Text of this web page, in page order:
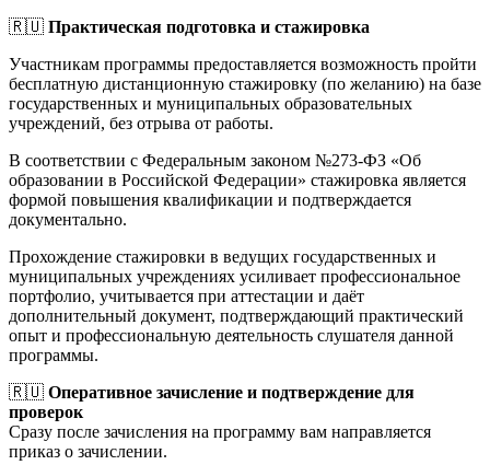
🇷🇺 Практическая подготовка и стажировка
Участникам программы предоставляется возможность пройти
бесплатную дистанционную стажировку (по желанию) на базе
государственных и муниципальных образовательных
учреждений, без отрыва от работы.
В соответствии с Федеральным законом №273-ФЗ «Об
образовании в Российской Федерации» стажировка является
формой повышения квалификации и подтверждается
документально.
Прохождение стажировки в ведущих государственных и
муниципальных учреждениях усиливает профессиональное
портфолио, учитывается при аттестации и даёт
дополнительный документ, подтверждающий практический
опыт и профессиональную деятельность слушателя данной
программы.
🇷🇺 Оперативное зачисление и подтверждение для
проверок
Сразу после зачисления на программу вам направляется
приказ о зачислении.